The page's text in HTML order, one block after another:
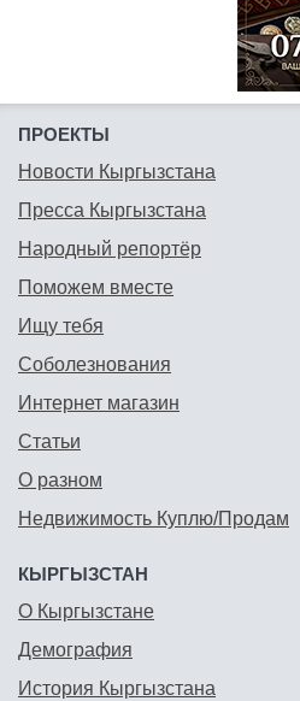
ПРОЕКТЫ
Новости Кыргызстана
Пресса Кыргызстана
Народный репортёр
Поможем вместе
Ищу тебя
Соболезнования
Интернет магазин
Статьи
О разном
Недвижимость Куплю/Продам
КЫРГЫЗСТАН
О Кыргызстане
Демография
История Кыргызстана